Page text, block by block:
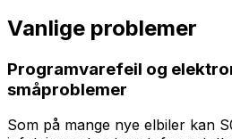
Vanlige problemer
Programvarefeil og
småproblemer
Som på mange nye elbiler kan